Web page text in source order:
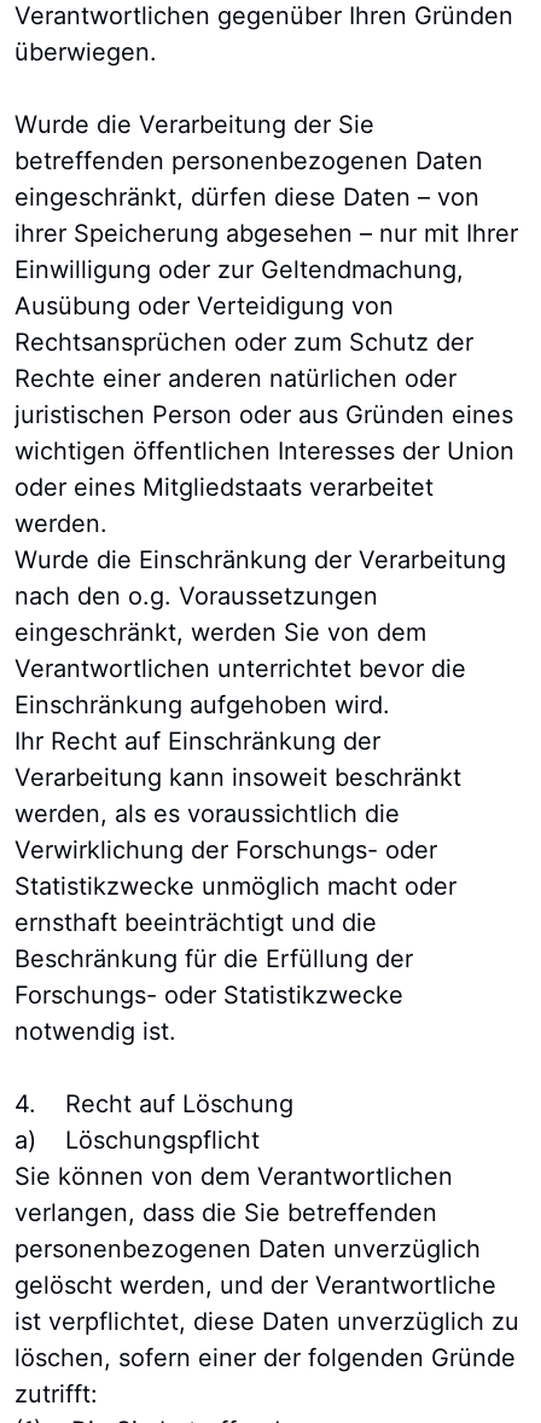
Verantwortlichen gegenüber Ihren Gründen
überwiegen.
Wurde die Verarbeitung der Sie
betreffenden personenbezogenen Daten
eingeschränkt, dürfen diese Daten – von
ihrer Speicherung abgesehen – nur mit Ihrer
Einwilligung oder zur Geltendmachung,
Ausübung oder Verteidigung von
Rechtsansprüchen oder zum Schutz der
Rechte einer anderen natürlichen oder
juristischen Person oder aus Gründen eines
wichtigen öffentlichen Interesses der Union
oder eines Mitgliedstaats verarbeitet
werden.
Wurde die Einschränkung der Verarbeitung
nach den o.g. Voraussetzungen
eingeschränkt, werden Sie von dem
Verantwortlichen unterrichtet bevor die
Einschränkung aufgehoben wird.
Ihr Recht auf Einschränkung der
Verarbeitung kann insoweit beschränkt
werden, als es voraussichtlich die
Verwirklichung der Forschungs- oder
Statistikzwecke unmöglich macht oder
ernsthaft beeinträchtigt und die
Beschränkung für die Erfüllung der
Forschungs- oder Statistikzwecke
notwendig ist.
4. Recht auf Löschung
a) Löschungspflicht
Sie können von dem Verantwortlichen
verlangen, dass die Sie betreffenden
personenbezogenen Daten unverzüglich
gelöscht werden, und der Verantwortliche
ist verpflichtet, diese Daten unverzüglich zu
löschen, sofern einer der folgenden Gründe
zutrifft: